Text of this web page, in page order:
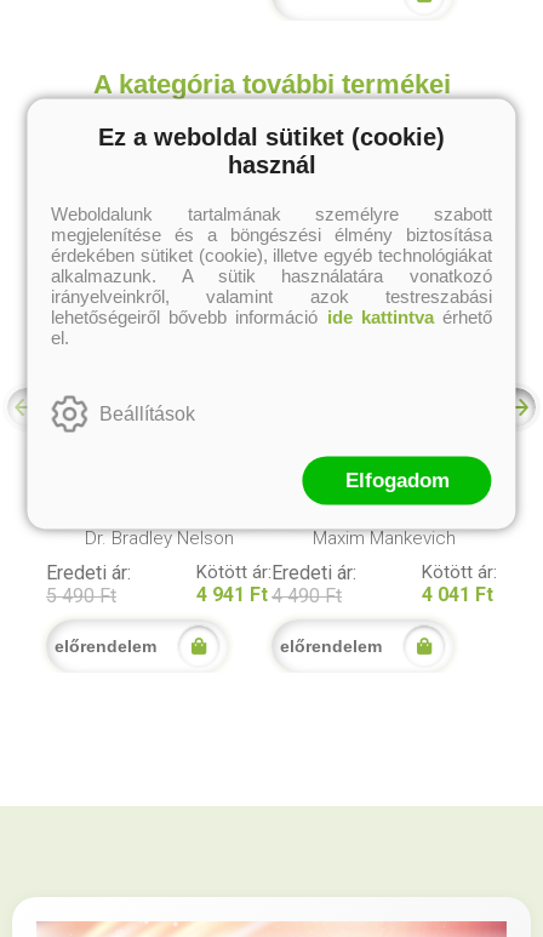
A kategória további termékei
Dr. Bradley Nelson
Eredeti ár:
5 490 Ft
Kötött ár:
4 941 Ft
előrendelem
Légy a saját életed
mestere!
Maxim Mankevich
Eredeti ár:
4 490 Ft
Kötött ár:
4 041 Ft
előrendelem
Ez a weboldal sütiket (cookie)
használ
Weboldalunk tartalmának személyre szabott
megjelenítése és a böngészési élmény biztosítása
érdekében sütiket (cookie), illetve egyéb technológiákat
alkalmazunk. A sütik használatára vonatkozó
irányelveinkről, valamint azok testreszabási
lehetőségeiről bővebb információ ide kattintvaérhető
el.
Beállítások
Elfogadom